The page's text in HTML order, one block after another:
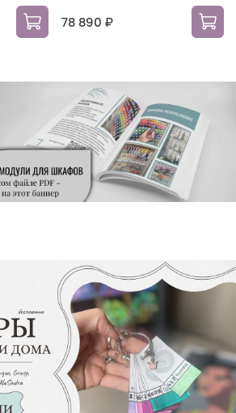
78 890 ₽